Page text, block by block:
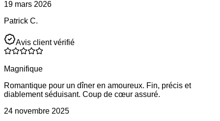
19 mars 2026
Patrick C.
Avis client vérifié
Magnifique
Romantique pour un dîner en amoureux. Fin, précis et
diablement séduisant. Coup de cœur assuré.
24 novembre 2025